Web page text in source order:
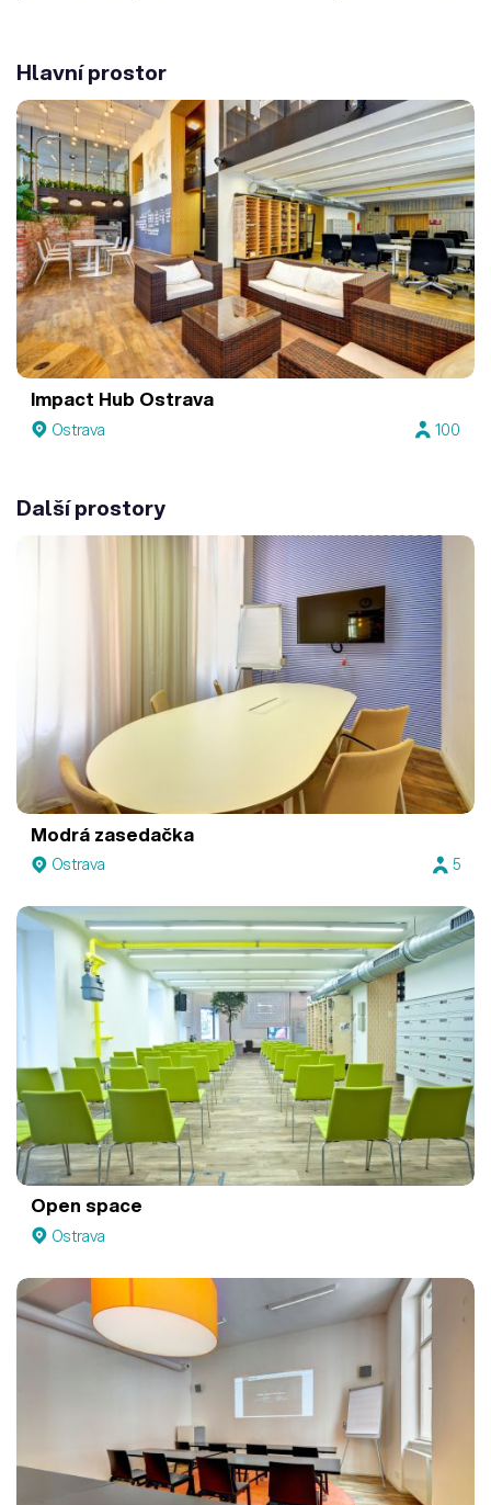
Hlavní prostor
Impact Hub Ostrava
Ostrava 100
Další prostory
Modrá zasedačka
Ostrava 5
Open space
Ostrava